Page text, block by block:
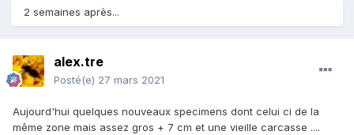
2 semaines après...
alex.tre
Posté(e) 27 mars 2021
Aujourd'hui quelques nouveaux specimens dont celui ci de la
même zone mais assez gros + 7 cm et une vieille carcasse ....